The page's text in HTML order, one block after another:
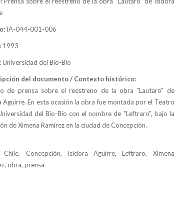
IA-044-001-006
1993
Universidad del Bío-Bío
del documento / Contexto histórico:
de prensa sobre el reestreno de la obra "Lautaro" de
Aguirre. En esta ocasión la obra fue montada por el Teatro
del Bío-Bío con el nombre de "Leftraro", bajo la
de Ximena Ramírez en la ciudad de Concepción.
Chile, Concepción, Isidora Aguirre, Leftraro, Ximena
obra, prensa